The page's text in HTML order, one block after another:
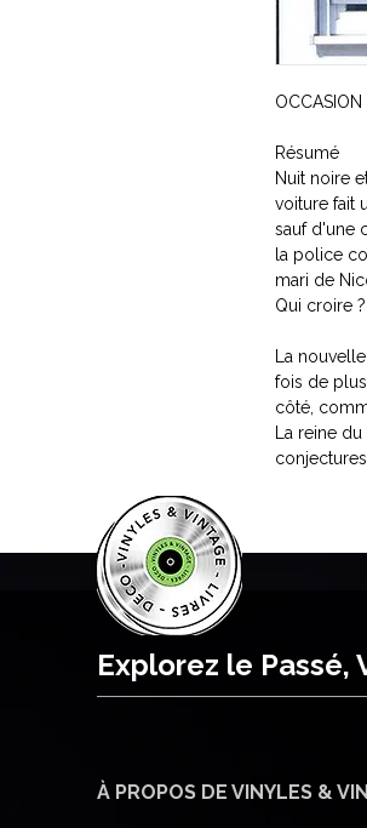
Résumé
Nuit noire
voiture fait
sauf d'une
la police
mari de
Qui croire
La
fois de
côté,
La reine
Explorez le Passé,
À PROPOS DE VINYLES &